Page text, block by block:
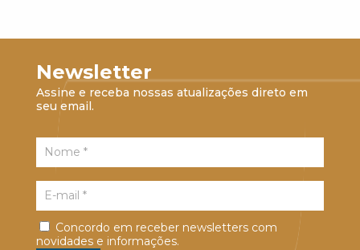
Newsletter
Assine e receba nossas atualizações direto em
seu email.
Concordo em receber newsletters com
novidades e informações.